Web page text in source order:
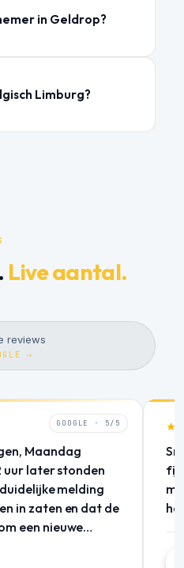
in Geldrop?
Limburg?
Live aantal.
reviews
→
GOOGLE · 5/5
Maandag
uur later stonden
melding
in zaten en dat de
een nieuwe